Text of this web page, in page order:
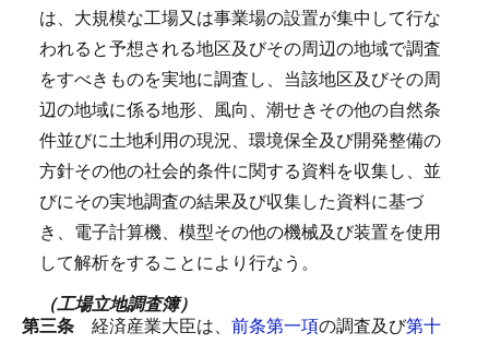
は、大規模な工場又は事業場の設置が集中して行な
われると予想される地区及びその周辺の地域で調査
をすべきものを実地に調査し、当該地区及びその周
辺の地域に係る地形、風向、潮せきその他の自然条
件並びに土地利用の現況、環境保全及び開発整備の
方針その他の社会的条件に関する資料を収集し、並
びにその実地調査の結果及び収集した資料に基づ
き、電子計算機、模型その他の機械及び装置を使用
して解析をすることにより行なう。
（工場立地調査簿）
第三条 経済産業大臣は、 前条第一項の調査及び第十